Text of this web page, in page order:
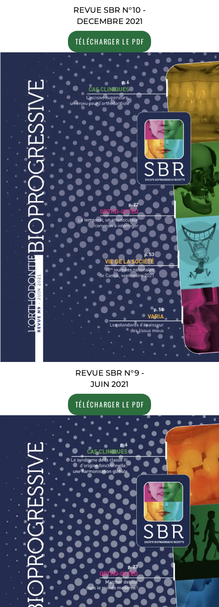
REVUE SBR N°10 -
DECEMBRE 2021
TÉLÉCHARGER LE PDF
REVUE SBR N°9 -
JUIN 2021
TÉLÉCHARGER LE PDF